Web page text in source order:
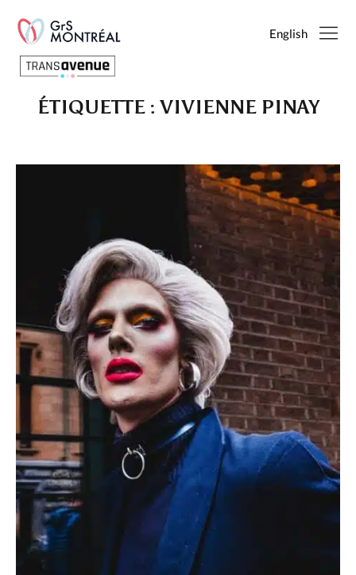
English
Français
English
SEARCH
PAGES
Charte des commentaires et publications
Conditions d’utilisation
Nous contacter
Politique de confidentialité
ÉTIQUETTE : VIVIENNE PINAY